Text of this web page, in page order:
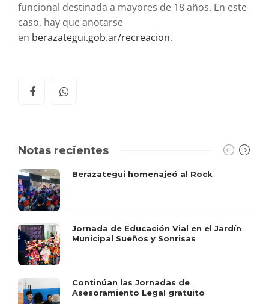
funcional destinada a mayores de 18 años. En este
caso, hay que anotarse
en berazategui.gob.ar/recreacion.
Notas recientes
Berazategui homenajeó al Rock
Jornada de Educación Vial en el Jardín
Municipal Sueños y Sonrisas
Continúan las Jornadas de
Asesoramiento Legal gratuito